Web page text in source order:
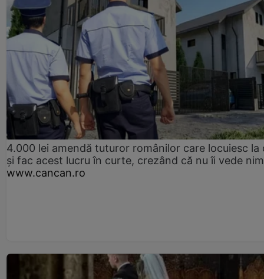
4.000 lei amendă tuturor românilor care locuiesc la
și fac acest lucru în curte, crezând că nu îi vede
www.cancan.ro